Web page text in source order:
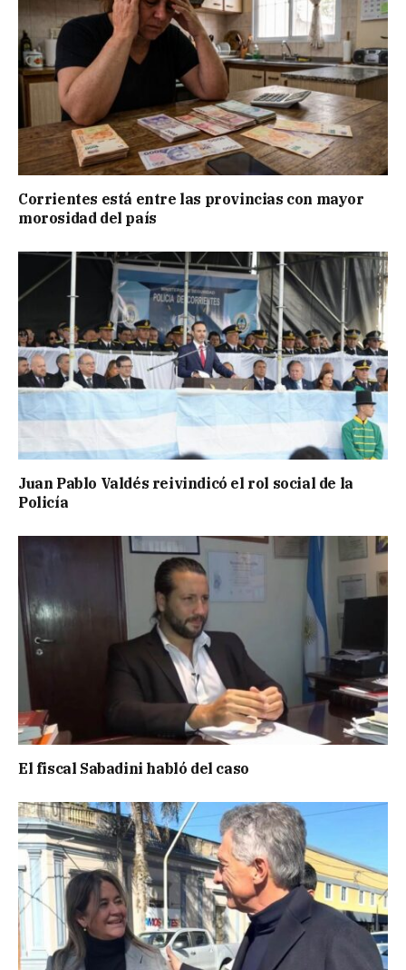
Corrientes está entre las provincias con mayor
morosidad del país
Juan Pablo Valdés reivindicó el rol social de la
Policía
El fiscal Sabadini habló del caso